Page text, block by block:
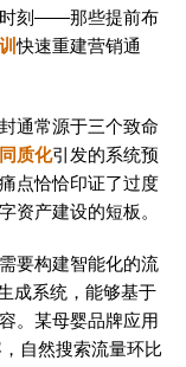
时刻——那些提前布
快速重建营销通
通常源于三个致命
质化引发的系统预
点恰恰印证了过度
资产建设的短板。
要构建智能化的流
成系统，能够基于
。某母婴品牌应用
自然搜索流量环比